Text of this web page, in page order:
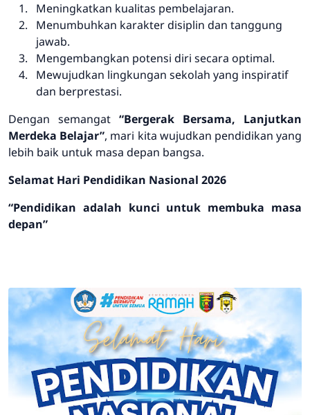
Meningkatkan kualitas pembelajaran.
Menumbuhkan karakter disiplin dan tanggung
jawab.
Mengembangkan potensi diri secara optimal.
Mewujudkan lingkungan sekolah yang inspiratif
dan berprestasi.
Dengan semangat “Bergerak Bersama, Lanjutkan
Merdeka Belajar”, mari kita wujudkan pendidikan yang
lebih baik untuk masa depan bangsa.
Selamat Hari Pendidikan Nasional 2026
“Pendidikan adalah kunci untuk membuka masa
depan”